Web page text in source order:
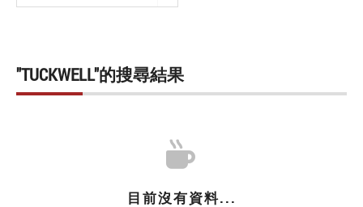
"TUCKWELL"的搜尋結果
目前沒有資料...